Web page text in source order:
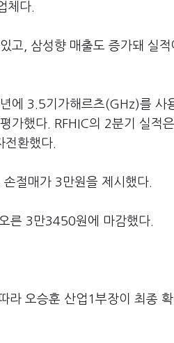
체다.
고, 삼성향 매출도 증가돼 실
에 3.5기가해르츠(GHz)를 사
가했다. RFHIC의 2분기 실적
환했다.
절매가 3만원을 제시했다.
른 3만3450원에 마감했다.
오승훈 산업1부장이 최종 확